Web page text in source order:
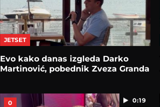
JETSET
Evo kako danas izgleda Darko
Martinović, pobednik Zveza Granda
0:19
0